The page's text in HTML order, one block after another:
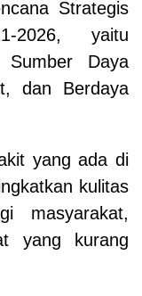
Strategis
2026, yaitu
Sumber Daya
dan Berdaya
yang ada di
kulitas
masyarakat,
yang kurang